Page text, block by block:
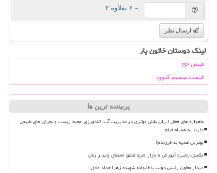
= ۶ بعلاوه ۳
ارسال نظر
لینک دوستان خاتون یار
فیش حج
قیمت بیسیم کنوود
پربیننده ترین ها
ماهواره های فعال ایران نقش مؤثری در مدیریت آب، کشاورزی، محیط زیست و بحران های طبیعی
دارند به همراه فیلم
بهترین هدیه به فرزندم!
تکمیل زنجیره آموزش تا بازار شرط تحقق اشتغال پایدار زنان
دیدار معاون رئیس دولت با خانواده شهیده زهرا حداد عادل